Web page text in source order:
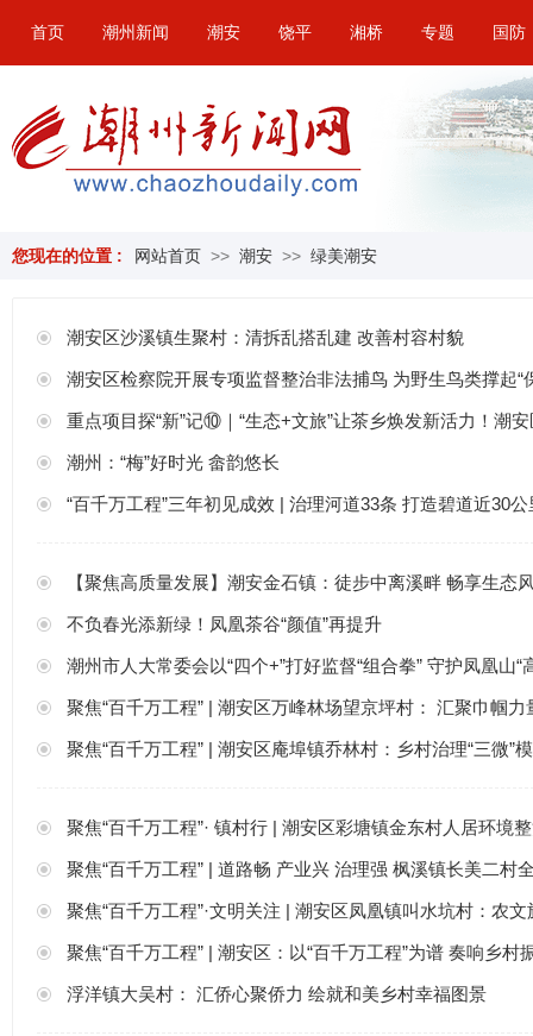
首页 潮州新闻 潮安 饶平 湘桥 专题 国防
您现在的位置 : 网站首页 >> 潮安 >> 绿美潮安
潮安区沙溪镇生聚村：清拆乱搭乱建 改善村容村貌
潮安区检察院开展专项监督整治非法捕鸟 为野生鸟类撑起“
重点项目探“新”记⑩｜“生态+文旅”让茶乡焕发新活力！潮安区
潮州：“梅”好时光 畲韵悠长
“百千万工程”三年初见成效 | 治理河道33条 打造碧道近30公里！潮安
【聚焦高质量发展】潮安金石镇：徒步中离溪畔 畅享生态
不负春光添新绿！凤凰茶谷“颜值”再提升
潮州市人大常委会以“四个+”打好监督“组合拳” 守护凤凰山“
聚焦“百千万工程” | 潮安区万峰林场望京坪村： 汇聚巾帼力
聚焦“百千万工程” | 潮安区庵埠镇乔林村：乡村治理“三微”
聚焦“百千万工程”· 镇村行 | 潮安区彩塘镇金东村人居环境整
聚焦“百千万工程” | 道路畅 产业兴 治理强 枫溪镇长美二村
聚焦“百千万工程”·文明关注 | 潮安区凤凰镇叫水坑村：农
聚焦“百千万工程” | 潮安区：以“百千万工程”为谱 奏响乡村
浮洋镇大吴村： 汇侨心聚侨力 绘就和美乡村幸福图景